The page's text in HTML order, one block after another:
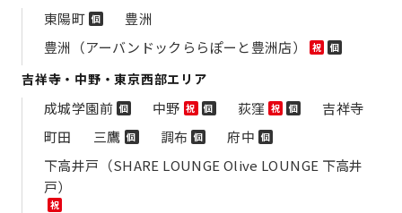
東陽町 個
豊洲
豊洲（アーバンドックららぽーと豊洲店）
祝 個
吉祥寺・中野・東京西部エリア
成城学園前 個 中野 祝 個 荻窪 祝 個
吉祥寺
町田
三鷹 個 調布 個 府中 個
下高井戸（SHARE LOUNGE Olive LOUNGE 下高井
戸）
祝